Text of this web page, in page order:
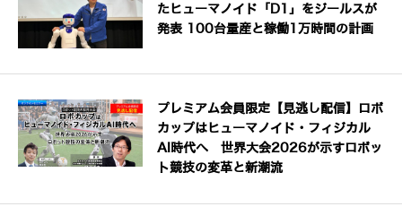
たヒューマノイド「D1」をジールスが
発表 100台量産と稼働1万時間の計画
プレミアム会員限定【見逃し配信】ロボ
カップはヒューマノイド・フィジカル
AI時代へ 世界大会2026が示すロボッ
ト競技の変革と新潮流